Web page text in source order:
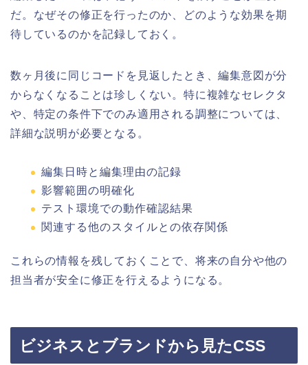
だ。なぜその修正を行ったのか、どのような効果を期
待しているのかを記録しておく。
数ヶ月後に同じコードを見返したとき、編集意図が分
からなくなることは珍しくない。特に複雑なセレクタ
や、特定の条件下でのみ適用される調整については、
詳細な説明が必要となる。
編集日時と編集理由の記録
影響範囲の明確化
テスト環境での動作確認結果
関連する他のスタイルとの依存関係
これらの情報を残しておくことで、将来の自分や他の
担当者が安全に修正を行えるようになる。
ビジネスとブランドから見たCSS